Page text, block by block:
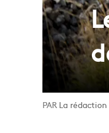
La rédaction